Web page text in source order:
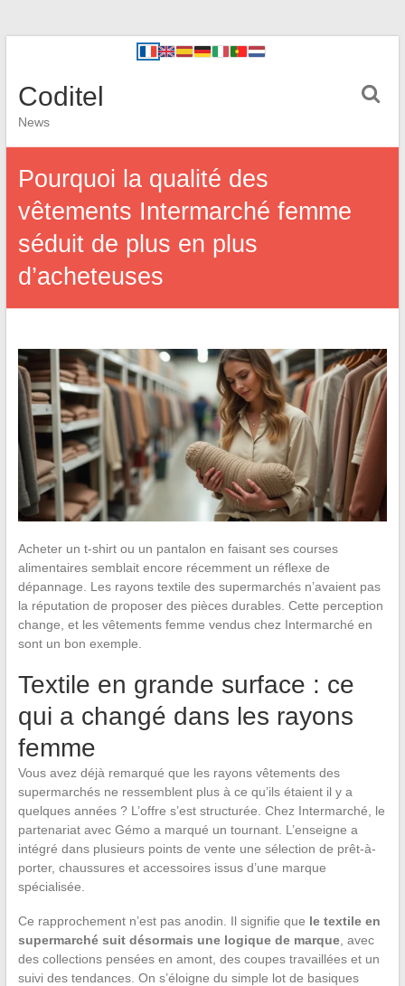
Coditel
News
Pourquoi la qualité des
vêtements Intermarché femme
séduit de plus en plus
d’acheteuses
Acheter un t-shirt ou un pantalon en faisant ses courses
alimentaires semblait encore récemment un réflexe de
dépannage. Les rayons textile des supermarchés n’avaient pas
la réputation de proposer des pièces durables. Cette perception
change, et les vêtements femme vendus chez Intermarché en
sont un bon exemple.
Textile en grande surface : ce
qui a changé dans les rayons
femme
Vous avez déjà remarqué que les rayons vêtements des
supermarchés ne ressemblent plus à ce qu’ils étaient il y a
quelques années ? L’offre s’est structurée. Chez Intermarché, le
partenariat avec Gémo a marqué un tournant. L’enseigne a
intégré dans plusieurs points de vente une sélection de prêt-à-
porter, chaussures et accessoires issus d’une marque
spécialisée.
Ce rapprochement n’est pas anodin. Il signifie que le textile en
supermarché suit désormais une logique de marque, avec
des collections pensées en amont, des coupes travaillées et un
suivi des tendances. On s’éloigne du simple lot de basiques